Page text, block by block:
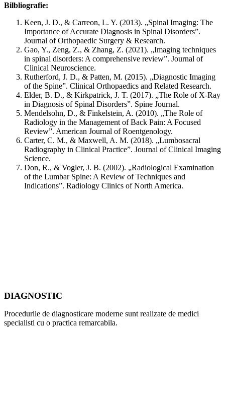
Bilbliografie:
Keen, J. D., & Carreon, L. Y. (2013). „Spinal Imaging: The
Importance of Accurate Diagnosis in Spinal Disorders”.
Journal of Orthopaedic Surgery & Research.
Gao, Y., Zeng, Z., & Zhang, Z. (2021). „Imaging techniques
in spinal disorders: A comprehensive review”. Journal of
Clinical Neuroscience.
Rutherford, J. D., & Patten, M. (2015). „Diagnostic Imaging
of the Spine”. Clinical Orthopaedics and Related Research.
Elder, B. D., & Kirkpatrick, J. T. (2017). „The Role of X-Ray
in Diagnosis of Spinal Disorders”. Spine Journal.
Mendelsohn, D., & Finkelstein, A. (2010). „The Role of
Radiology in the Management of Back Pain: A Focused
Review”. American Journal of Roentgenology.
Carter, C. M., & Maxwell, A. M. (2018). „Lumbosacral
Radiography in Clinical Practice”. Journal of Clinical Imaging
Science.
Don, R., & Vogler, J. B. (2002). „Radiological Examination
of the Lumbar Spine: A Review of Techniques and
Indications”. Radiology Clinics of North America.
DIAGNOSTIC
Procedurile de diagnosticare moderne sunt realizate de medici
specialisti cu o practica remarcabila.